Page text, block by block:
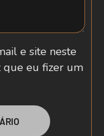
e site neste
que eu fizer um